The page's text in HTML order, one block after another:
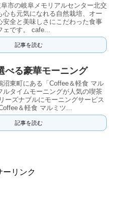
市の岐阜メモリアルセンター北交
心も元気になれる自然栽培、オー
安全と美味しさにこだわった食事
ェです。 cafe...
記事を読む
べる豪華モーニング
沼東町にある「Coffee＆軽食 マル
ルタイムモーニングが人気の喫茶
ーズナブルにモーニングサービス
＆軽食 マルミツ...
記事を読む
ーリンク